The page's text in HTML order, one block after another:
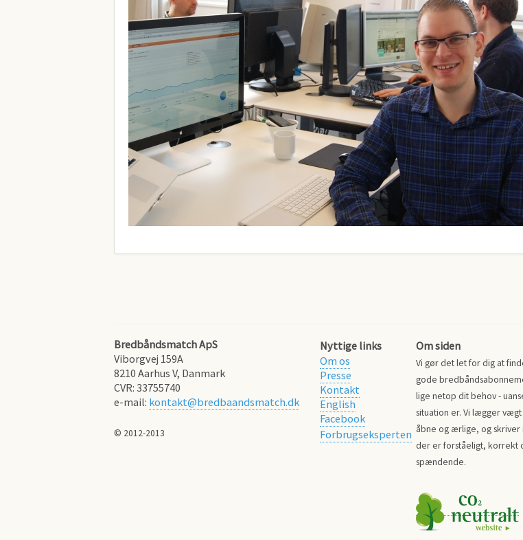
Bredbåndsmatch ApS
Viborgvej 159A
8210 Aarhus V, Danmark
CVR: 33755740
e-mail: kontakt@bredbaandsmatch.dk
© 2012-2013
Nyttige links
Om os
Presse
Kontakt
English
Facebook
Forbrugseksperten
Om siden
Vi gør det let for dig at
gode
lige netop dit behov -
situation er. Vi lægger
åbne og ærlige, og skriver
der er forståeligt, korrekt
spændende.